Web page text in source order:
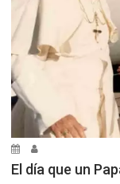
El día que un